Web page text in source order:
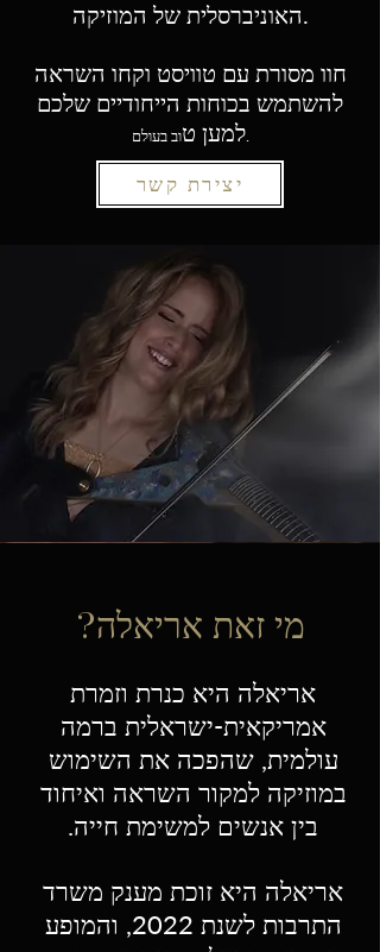
חוו מסורת עם טוויסט וקחו השראה
להשתמש בכוחות הייחודיים שלכם
למען טוב בעולם.
יצירת קשר
מי זאת אריאלה?
אריאלה היא כנרת וזמרת
אמריקאית-ישראלית ברמה
עולמית, שהפכה את השימוש
במוזיקה למקור השראה ואיחוד
בין אנשים למשימת חייה.
אריאלה היא זוכת מענק משרד
התרבות לשנת 2022, והמופע